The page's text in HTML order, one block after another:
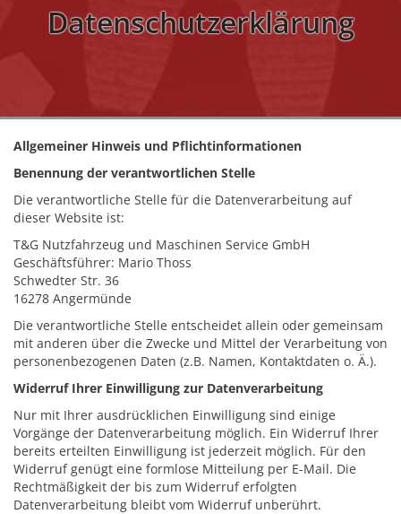
Datenschutzerklärung
Allgemeiner Hinweis und Pflichtinformationen
Benennung der verantwortlichen Stelle
Die verantwortliche Stelle für die Datenverarbeitung auf
dieser Website ist:
T&G Nutzfahrzeug und Maschinen Service GmbH
Geschäftsführer: Mario Thoss
Schwedter Str. 36
16278 Angermünde
Die verantwortliche Stelle entscheidet allein oder gemeinsam
mit anderen über die Zwecke und Mittel der Verarbeitung von
personenbezogenen Daten (z.B. Namen, Kontaktdaten o. Ä.).
Widerruf Ihrer Einwilligung zur Datenverarbeitung
Nur mit Ihrer ausdrücklichen Einwilligung sind einige
Vorgänge der Datenverarbeitung möglich. Ein Widerruf Ihrer
bereits erteilten Einwilligung ist jederzeit möglich. Für den
Widerruf genügt eine formlose Mitteilung per E-Mail. Die
Rechtmäßigkeit der bis zum Widerruf erfolgten
Datenverarbeitung bleibt vom Widerruf unberührt.